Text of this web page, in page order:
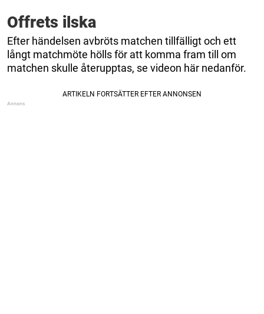
Offrets ilska
Efter händelsen avbröts matchen tillfälligt och ett
långt matchmöte hölls för att komma fram till om
matchen skulle återupptas, se videon här nedanför.